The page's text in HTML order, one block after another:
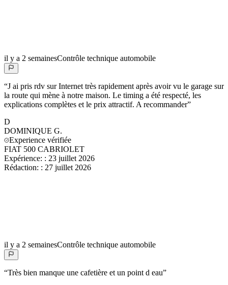
il y a 2 semainesContrôle technique automobile
“J ai pris rdv sur Internet très rapidement après avoir vu le garage sur
la route qui mène à notre maison. Le timing a été respecté, les
explications complètes et le prix attractif. A recommander”
D
DOMINIQUE G.
Experience vérifiée
FIAT 500 CABRIOLET
Expérience: : 23 juillet 2026
Rédaction: : 27 juillet 2026
il y a 2 semainesContrôle technique automobile
“Très bien manque une cafetière et un point d eau”